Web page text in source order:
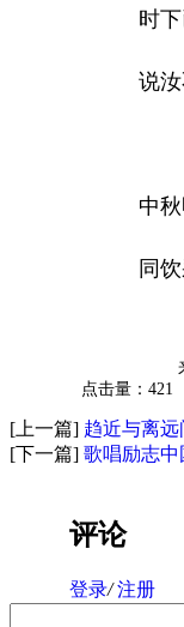
时
说
中
同
点击量：421
[上一篇] 趋近与离
[下一篇] 歌唱励志
评论
登录/ 注册